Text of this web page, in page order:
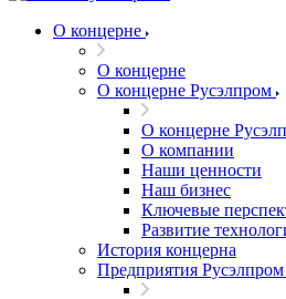
О концерне
О концерне
О концерне Русэлпром
О концерне
О компании
Наши ценности
Наш бизнес
Ключевые
Развитие
История концерна
Предприятия Русэлпром